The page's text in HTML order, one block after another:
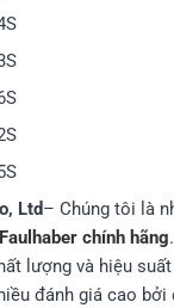
Ltd– Chúng tôi là
chính hãng
lượng và hiệu
đánh giá cao bởi